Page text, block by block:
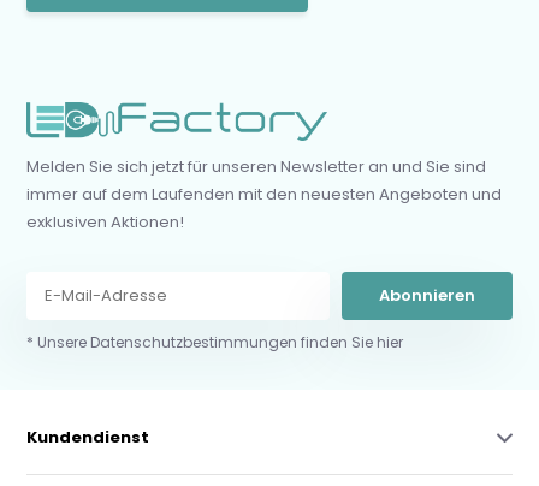
Melden Sie sich jetzt für unseren Newsletter an und Sie sind
immer auf dem Laufenden mit den neuesten Angeboten und
exklusiven Aktionen!
Abonnieren
* Unsere Datenschutzbestimmungen finden Sie hier
Kundendienst